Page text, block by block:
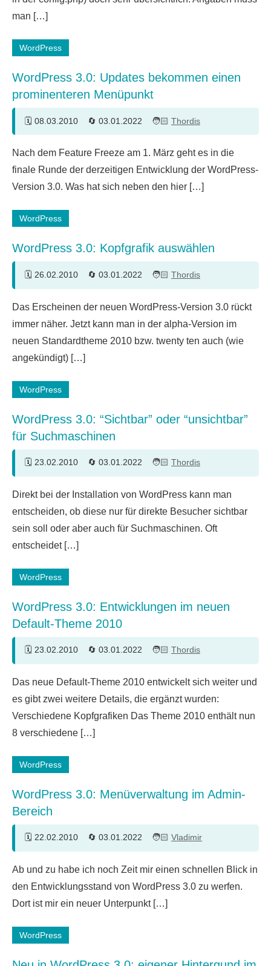
man […]
WordPress
WordPress 3.0: Updates bekommen einen
prominenteren Menüpunkt
08.03.2010 03.01.2022 Thordis
Kommentare
Nach dem Feature Freeze am 1. März geht es in die
finale Runde der derzeitigen Entwicklung der WordPress-
Version 3.0. Was hat sich neben den hier […]
WordPress
WordPress 3.0: Kopfgrafik auswählen
26.02.2010 03.01.2022 Thordis
Kommentare
Das Erscheinen der neuen WordPress-Version 3.0 rückt
immer näher. Jetzt kann man in der alpha-Version im
neuen Standardtheme 2010 bzw. twenty ten auch (wie
angekündigt) […]
WordPress
WordPress 3.0: “Sichtbar” oder “unsichtbar”
für Suchmaschinen
23.02.2010 03.01.2022 Thordis
Kommentare
Direkt bei der Installation von WordPress kann man
entscheiden, ob diese nur für direkte Besucher sichtbar
sein soll oder aber auch für Suchmaschinen. Oft
entscheidet […]
WordPress
WordPress 3.0: Entwicklungen im neuen
Default-Theme 2010
23.02.2010 03.01.2022 Thordis
Kommentare
Das neue Default-Theme 2010 entwickelt sich weiter und
es gibt zwei weitere Details, die ergänzt wurden:
Verschiedene Kopfgrafiken Das Theme 2010 enthält nun
8 verschiedene […]
WordPress
WordPress 3.0: Menüverwaltung im Admin-
Bereich
22.02.2010 03.01.2022 Vladimir
Kommentare
Ab und zu habe ich noch Zeit mir einen schnellen Blick in
den Entwicklungsstand von WordPress 3.0 zu werfen.
Dort ist mir ein neuer Unterpunkt […]
WordPress